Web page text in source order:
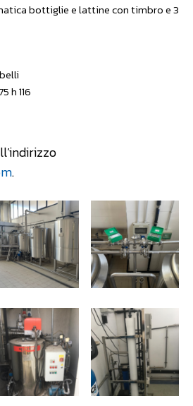
bottiglie e lattine con timbro e 3
h 116
.